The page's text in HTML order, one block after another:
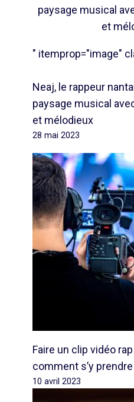
paysage musical
et
" itemprop="image"
Neaj, le rappeur
paysage musical
et mélodieux
28 mai 2023
Faire un clip vidéo
comment s’y prendre
10 avril 2023